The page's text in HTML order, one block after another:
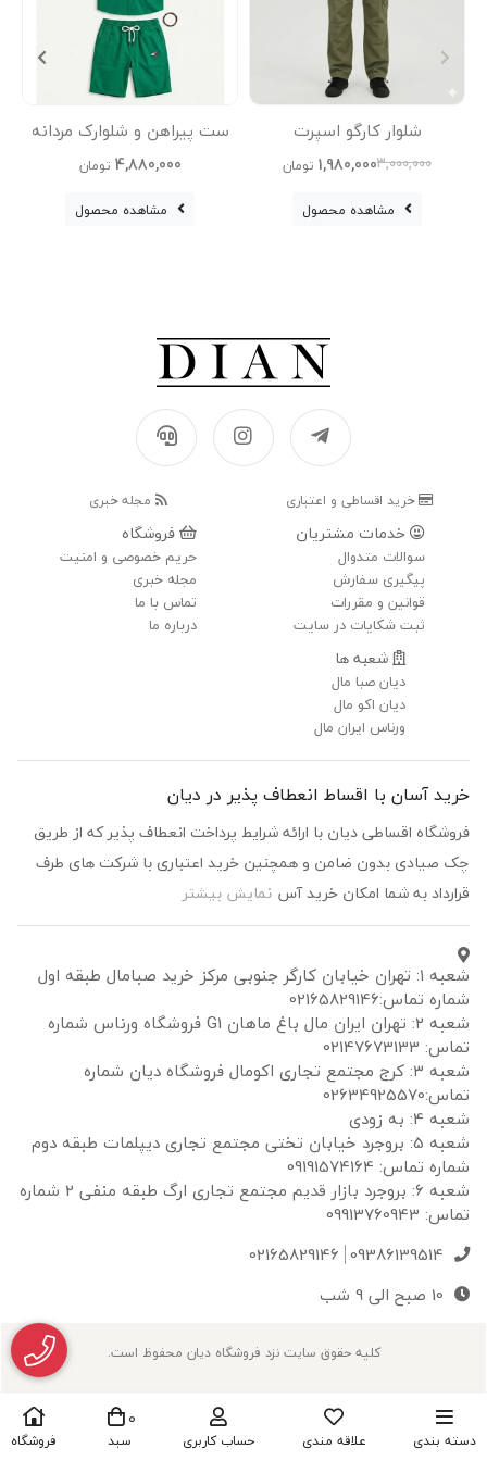
دسته بندی علاقه مندی حساب کاربری
0
سبد فروشگاه
شلوار کارگو اسپرت
3,000,000
1,980,000 تومان
مشاهده محصول
ست پیراهن و شلوارک مردانه
4,880,000 تومان
مشاهده محصول
خرید اقساطی و اعتباری مجله خبری
خدمات مشتریان
سوالات متدوال
پیگیری سفارش
قوانین و مقررات
ثبت شکایات در سایت
فروشگاه
حریم خصوصی و امنیت
مجله خبری
تماس با ما
درباره ما
شعبه ها
دیان صبا مال
دیان اکو مال
ورناس ایران مال
خرید آسان با اقساط انعطاف پذیر در دیان
فروشگاه اقساطی دیان با ارائه شرایط پرداخت انعطاف پذیر که از طریق
چک صیادی بدون ضامن و همچنین خرید اعتباری با شرکت های طرف
قرارداد به شما امکان خرید آس نمایش بیشتر
شعبه ۱: تهران خیابان کارگر جنوبی مرکز خرید صبامال طبقه اول
شماره تماس:02165829146
شعبه ۲: تهران ایران مال باغ ماهان G1 فروشگاه ورناس شماره
تماس: 02147673133
شعبه ۳: کرج مجتمع تجاری اکومال فروشگاه دیان شماره
تماس:02634925570
شعبه 4: به زودی
شعبه 5: بروجرد خیابان تختی مجتمع تجاری دیپلمات طبقه دوم
شماره تماس: 09191574164
شعبه 6: بروجرد بازار قدیم مجتمع تجاری ارگ طبقه منفی 2 شماره
تماس: 09913760943
09386139514
02165829146
10 صبح الی 9 شب
کلیه حقوق سایت نزد فروشگاه دیان محفوظ است.